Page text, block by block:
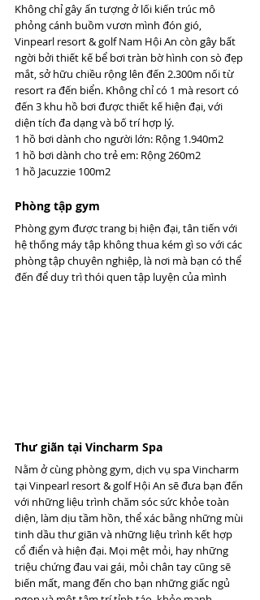
Không chỉ gây ấn tượng ở lối kiến trúc mô
phỏng cánh buồm vươn mình đón gió,
Vinpearl resort & golf Nam Hội An còn gây bất
ngời bởi thiết kế bể bơi tràn bờ hình con sò đẹp
mắt, sở hữu chiều rộng lên đến 2.300m nối từ
resort ra đến biển. Không chỉ có 1 mà resort có
đến 3 khu hồ bơi được thiết kế hiện đại, với
diện tích đa dạng và bố trí hợp lý.
1 hồ bơi dành cho người lớn: Rộng 1.940m2
1 hồ bơi dành cho trẻ em: Rộng 260m2
1 hồ Jacuzzie 100m2
Phòng tập gym
Phòng gym được trang bị hiện đại, tân tiến với
hệ thống máy tập không thua kém gì so với các
phòng tập chuyên nghiệp, là nơi mà bạn có thể
đến để duy trì thói quen tập luyện của mình
Thư giãn tại Vincharm Spa
Nằm ở cùng phòng gym, dịch vụ spa Vincharm
tại Vinpearl resort & golf Hội An sẽ đưa bạn đến
với những liệu trình chăm sóc sức khỏe toàn
diện, làm dịu tầm hồn, thể xác bằng những mùi
tinh dầu thư giãn và những liệu trình kết hợp
cổ điển và hiện đại. Mọi mệt mỏi, hay những
triệu chứng đau vai gái, mỏi chân tay cũng sẽ
biến mất, mang đến cho bạn những giấc ngủ